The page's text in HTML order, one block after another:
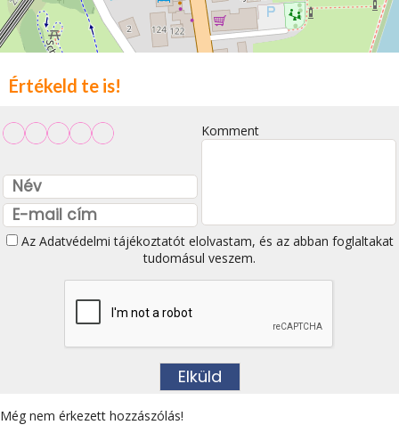
Értékeld te is!
Komment
Az Adatvédelmi tájékoztatótelolvastam, és az abban foglaltakat
tudomásul veszem.
Még nem érkezett hozzászólás!